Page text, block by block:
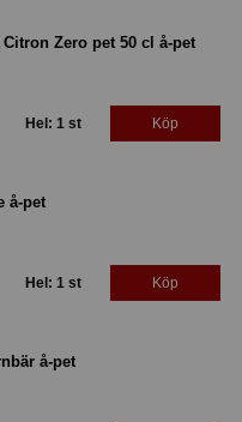
Zero pet 50 cl å-pet
Hel: 1 st Köp
å-pet
Hel: 1 st Köp
å-pet